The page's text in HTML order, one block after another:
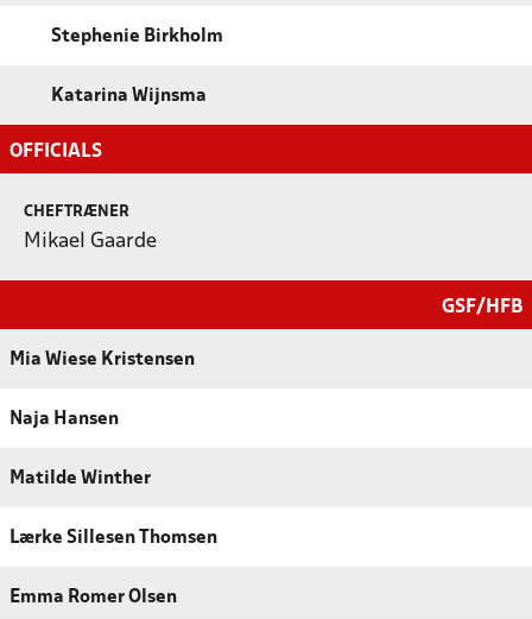
Stephenie Birkholm
Katarina Wijnsma
OFFICIALS
CHEFTRÆNER
Mikael Gaarde
GSF/HFB
Mia Wiese Kristensen
Naja Hansen
Matilde Winther
Lærke Sillesen Thomsen
Emma Romer Olsen